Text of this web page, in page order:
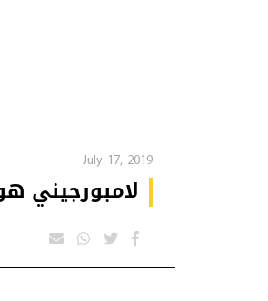
July 17, 2019
لامبورجيني